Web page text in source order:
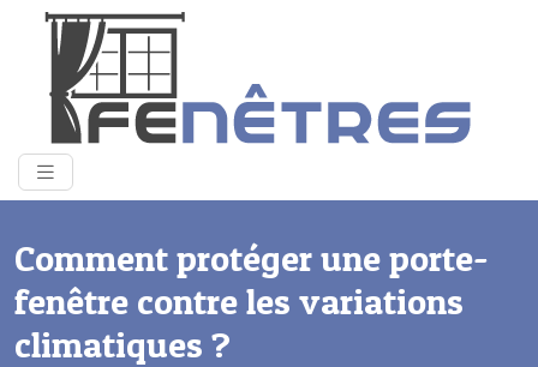
Comment protéger une porte-
fenêtre contre les variations
climatiques ?